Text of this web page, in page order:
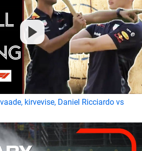
kirvevise, Daniel Ricciardo vs